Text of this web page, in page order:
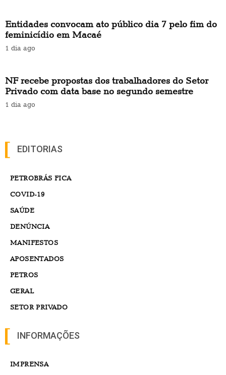
Entidades convocam ato público dia 7 pelo fim do
feminicídio em Macaé
1 dia ago
NF recebe propostas dos trabalhadores do Setor
Privado com data base no segundo semestre
1 dia ago
EDITORIAS
PETROBRÁS FICA
COVID-19
SAÚDE
DENÚNCIA
MANIFESTOS
APOSENTADOS
PETROS
GERAL
SETOR PRIVADO
INFORMAÇÕES
IMPRENSA